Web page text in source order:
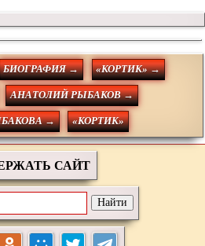
БИОГРАФИЯ → «КОРТИК» →
АНАТОЛИЙ РЫБАКОВ →
→ «КОРТИК»
САЙТ